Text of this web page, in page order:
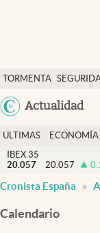
TORMENTA
Actualidad
Economía y finanzas
Política
Actualidad
Criptomonedas
España
ULTIMAS
NOTICIAS
ECONOMÍA
FINANZAS
IBEX 35
20.057
20.057
Cronista España
Calendario